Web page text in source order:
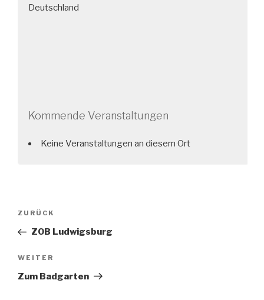
Deutschland
Kommende Veranstaltungen
Keine Veranstaltungen an diesem Ort
Beitragsnavigation
Vorheriger
Beitrag
ZURÜCK
ZOB Ludwigsburg
Nächster
Beitrag
WEITER
Zum Badgarten